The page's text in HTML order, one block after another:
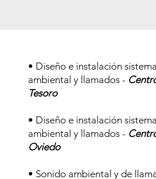
• Diseño e instalación
ambiental y llamados -
Tesoro
• Diseño e instalación
ambiental y llamados -
Oviedo
• Sonido ambiental y de